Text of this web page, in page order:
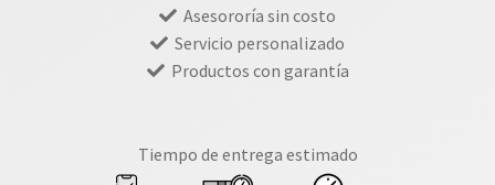
Asesororía sin costo
Servicio personalizado
Productos con garantía
Tiempo de entrega estimado